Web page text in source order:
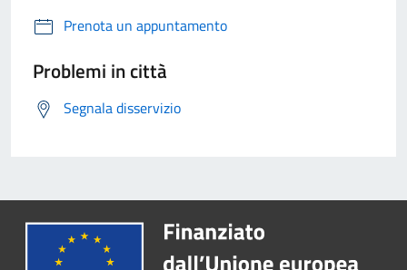
Prenota un appuntamento
Problemi in città
Segnala disservizio